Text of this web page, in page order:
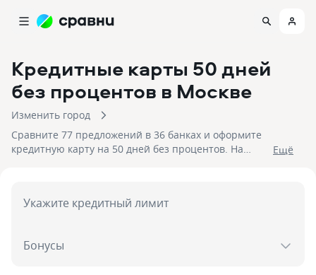
Кредитные карты 50 дней
без процентов в Москве
Изменить город
Сравните 77 предложений в 36 банках и оформите
кредитную карту на 50 дней без процентов. На
Eщё
Укажите кредитный лимит
Бонусы